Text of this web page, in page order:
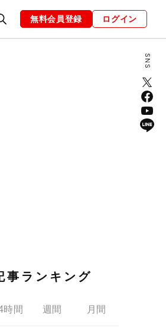
編集部 お知らせ
無料会員登録 ログイン
事ランキング
時間 週間 月間